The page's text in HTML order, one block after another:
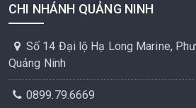
CHI NHÁNH QUẢNG NINH
Số 14 Đại lộ Hạ Long Marine,
Quảng Ninh
0899.79.6669